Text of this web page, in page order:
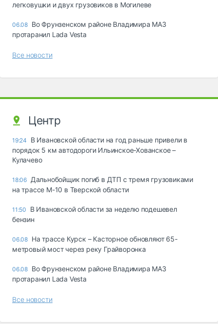
легковушки и двух грузовиков в Могилеве
06.08 Во Фрунзенском районе Владимира МАЗ
протаранил Lada Vesta
Все новости
Центр
19:24
В Ивановской области на год раньше привели в
порядок 5 км автодороги Ильинское-Хованское –
Кулачево
18:06 Дальнобойщик погиб в ДТП с тремя грузовиками
на трассе М-10 в Тверской области
11:50
В Ивановской области за неделю подешевел
бензин
06.08 На трассе Курск – Касторное обновляют 65-
метровый мост через реку Грайворонка
06.08 Во Фрунзенском районе Владимира МАЗ
протаранил Lada Vesta
Все новости